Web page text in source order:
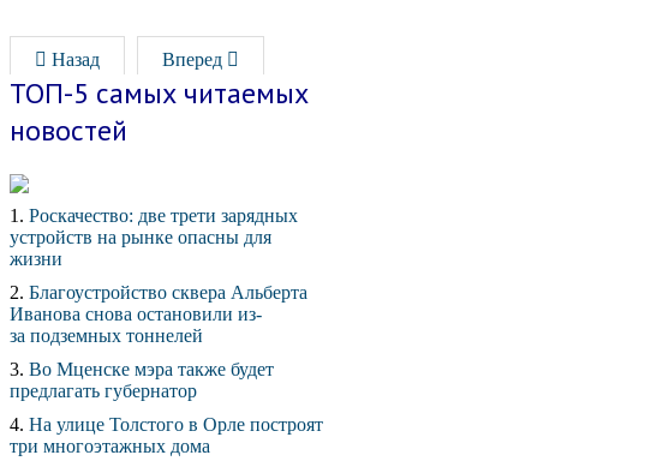
Назад Вперед
ТОП-5 самых читаемых
новостей
1. Роскачество: две трети зарядных
устройств на рынке опасны для
жизни
2. Благоустройство сквера Альберта
Иванова снова остановили из-
за подземных тоннелей
3. Во Мценске мэра также будет
предлагать губернатор
4. На улице Толстого в Орле построят
три многоэтажных дома